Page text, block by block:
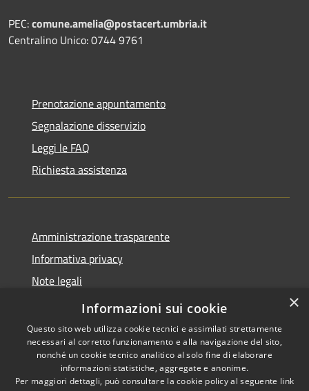
PEC:comune.amelia@postacert.umbria.it
Centralino Unico: 0744 9761
Prenotazione appuntamento
Segnalazione disservizio
Leggi le FAQ
Richiesta assistenza
Amministrazione trasparente
Informativa privacy
Note legali
Dichiarazione di accessibilità
Copyright © 2026 • Comune di
×
Informazioni sui cookie
Questo sito web utilizza cookie tecnici e assimilati strettamente
necessari al corretto funzionamento e alla navigazione del sito,
nonché un cookie tecnico analitico al solo fine di elaborare
informazioni statistiche, aggregate e anonime.
Per maggiori dettagli, può consultare la cookie policy al seguente link